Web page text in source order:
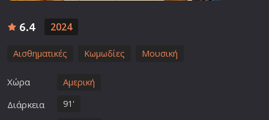
6.4 2024
Αισθηματικές Κωμωδίες Μουσική
Χώρα Αμερική
Διάρκεια 91'